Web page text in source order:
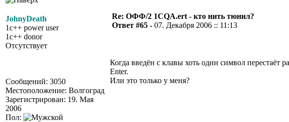
JohnyDeath
1c++ power user
1c++ donor
Отсутствует
Сообщений: 3050
Местоположение: Волгоград
Зарегистрирован: 19. Мая
2006
Пол:
Re: ОФФ/2 1CQA.ert - кто нить тюнил?
Ответ #65 - 07. Декабря 2006 :: 11:13
Когда введён с клавы хоть один символ перестаёт
Enter.
Или это только у меня?